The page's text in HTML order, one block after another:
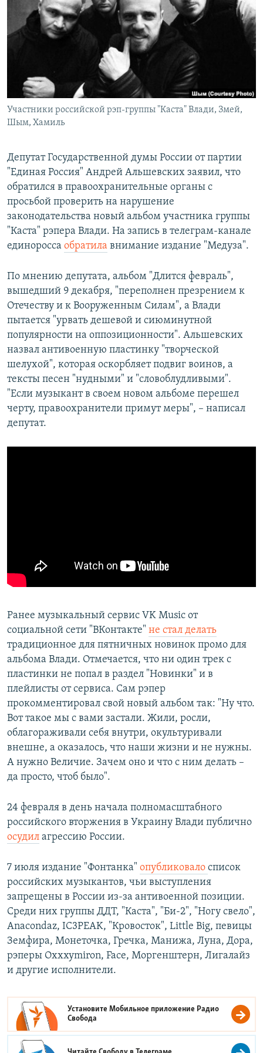
РАСПИСАНИЕ ВЕЩАНИЯ
ПОДПИШИТЕСЬ НА РАССЫЛКУ
Участники российской рэп-группы "Каста" Влади, Змей,
Шым, Хамиль
Депутат Государственной думы России от партии
"Единая Россия" Андрей Альшевских заявил, что
обратился в правоохранительные органы с
просьбой проверить на нарушение
законодательства новый альбом участника группы
"Каста" рэпера Влади. На запись в телеграм-канале
единоросса обратила внимание издание "Медуза".
По мнению депутата, альбом "Длится февраль",
вышедший 9 декабря, "переполнен презрением к
Отечеству и к Вооруженным Силам", а Влади
пытается "урвать дешевой и сиюминутной
популярности на оппозиционности". Альшевских
назвал антивоенную пластинку "творческой
шелухой", которая оскорбляет подвиг воинов, а
тексты песен "нудными" и "словоблудливыми".
"Если музыкант в своем новом альбоме перешел
черту, правоохранители примут меры", – написал
депутат.
Ранее музыкальный сервис VK Music от
социальной сети "ВКонтакте" не стал делать
традиционное для пятничных новинок промо для
альбома Влади. Отмечается, что ни один трек с
пластинки не попал в раздел "Новинки" и в
плейлисты от сервиса. Сам рэпер
прокомментировал свой новый альбом так: "Ну что.
Вот такое мы с вами застали. Жили, росли,
облагораживали себя внутри, окультуривали
внешне, а оказалось, что наши жизни и не нужны.
А нужно Величие. Зачем оно и что с ним делать –
да просто, чтоб было".
24 февраля в день начала полномасштабного
российского вторжения в Украину Влади публично
осудил агрессию России.
7 июля издание "Фонтанка" опубликовало список
российских музыкантов, чьи выступления
запрещены в России из-за антивоенной позиции.
Среди них группы ДДТ, "Каста", "Би-2", "Ногу свело",
Anacondaz, IC3PEAK, "Кровосток", Little Big, певицы
Земфира, Монеточка, Гречка, Манижа, Луна, Дора,
рэперы Oxxxymiron, Face, Моргенштерн, Лигалайз
и другие исполнители.
Установите Мобильное приложение Радио
Свобода